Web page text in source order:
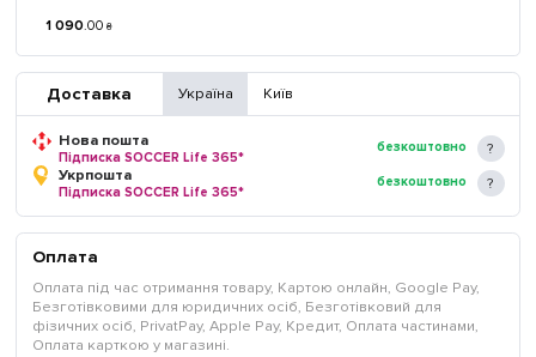
1 090.00 ₴
Доставка Україна Київ
Нова пошта
Підписка SOCCER Life 365*
безкоштовно
Укрпошта
Підписка SOCCER Life 365*
безкоштовно
Оплата
Оплата під час отримання товару, Картою онлайн, Google Pay,
Безготівковими для юридичних осіб, Безготівковий для
фізичних осіб, PrivatPay, Apple Pay, Кредит, Оплата частинами,
Оплата карткою у магазині.